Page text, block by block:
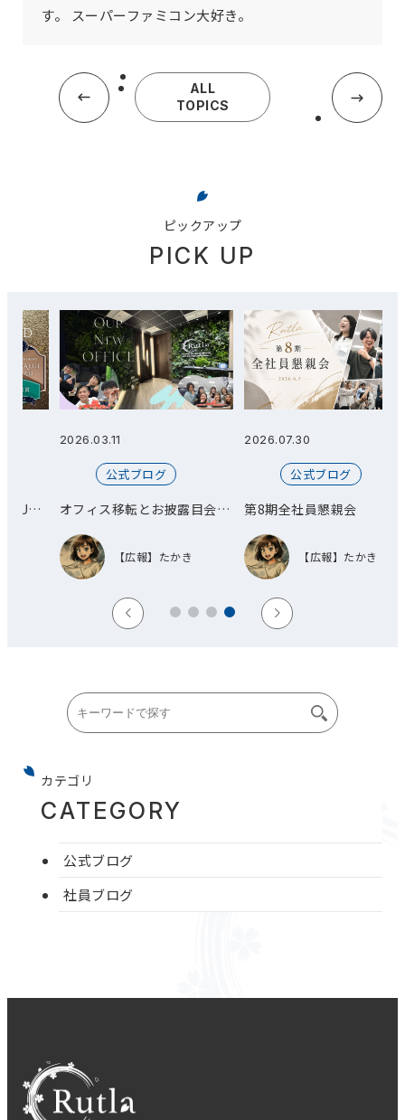
す。 スーパーファミコン大好き。
ALL
TOPICS
ピックアップ
PICK UP
2026.03.11
公式ブログ
オフィス移転とお披露目会を
開催しました！
【広報】たかき
2026.07.30
公式ブログ
第8期全社員懇親会
【広報】たかき
カテゴリ
CATEGORY
公式ブログ
社員ブログ